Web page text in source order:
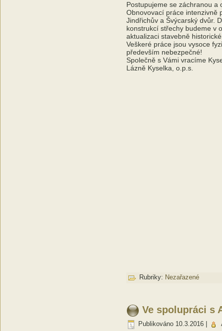
Postupujeme se záchranou a
Obnovovací práce intenzivně
Jindřichův a Švýcarský dvůr.
konstrukcí střechy budeme v
aktualizaci stavebně
Veškeré práce jsou vysoce
především nebezpečné!
Společně s Vámi vracíme
Lázně Kyselka, o.p.s.
Rubriky: Nezařazené
Ve spolupráci s
Publikováno 10.3.2016